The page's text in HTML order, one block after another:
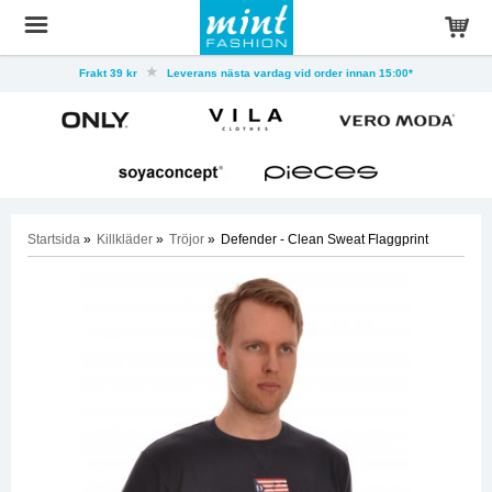
Frakt 39 kr Leverans nästa vardag vid order innan 15:00*
Startsida » Killkläder » Tröjor » Defender - Clean Sweat Flaggprint